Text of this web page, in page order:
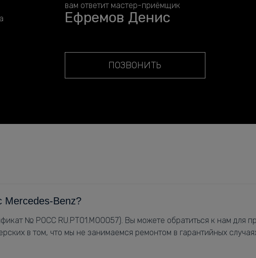
вам ответит мастер-приёмщик
Ефремов Денис
ПОЗВОНИТЬ
Mercedes-Benz?
№ РОСС RU.РТ01.М00057). Вы можете обратиться к нам для
в том, что мы не занимаемся ремонтом в гарантийных